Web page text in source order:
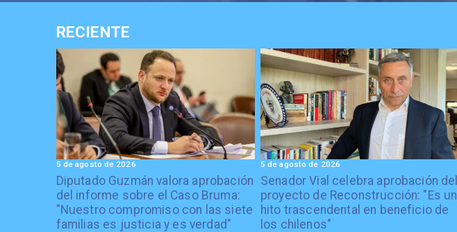
RECIENTE
Diputado Guzmán valora aprobación
del informe sobre el Caso Bruma:
"Nuestro compromiso con las siete
familias es justicia y es verdad"
5 de agosto de 2026
Senador Vial celebra aprobación del
proyecto de Reconstrucción: "Es un
hito trascendental en beneficio de
los chilenos"
5 de agosto de 2026